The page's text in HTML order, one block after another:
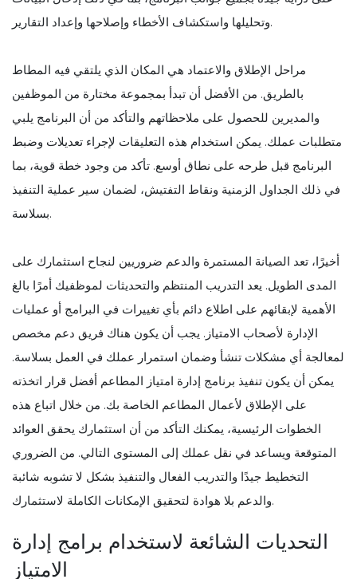
وتحليلها واستكشاف الأخطاء وإصلاحها وإعداد التقارير.
مراحل الإطلاق والاعتماد هي المكان الذي يلتقي فيه المطاط
بالطريق. من الأفضل أن تبدأ بمجموعة مختارة من الموظفين
والمديرين للحصول على ملاحظاتهم والتأكد من أن البرنامج يلبي
متطلبات عملك. يمكن استخدام هذه التعليقات لإجراء تعديلات وضبط
البرنامج قبل طرحه على نطاق أوسع. تأكد من وجود خطة قوية، بما
في ذلك الجداول الزمنية ونقاط التفتيش، لضمان سير عملية التنفيذ
بسلاسة.
أخيرًا، تعد الصيانة المستمرة والدعم ضروريين لنجاح استثمارك على
المدى الطويل. يعد التدريب المنتظم والتحديثات لموظفيك أمرًا بالغ
الأهمية لإبقائهم على اطلاع دائم بأي تغييرات في البرامج أو عمليات
الإدارة لأصحاب الامتياز. يجب أن يكون هناك فريق دعم مخصص
لمعالجة أي مشكلات تنشأ وضمان استمرار عملك في العمل بسلاسة.
يمكن أن يكون تنفيذ برنامج إدارة امتياز المطاعم أفضل قرار اتخذته
على الإطلاق لأعمال المطاعم الخاصة بك. من خلال اتباع هذه
الخطوات الرئيسية، يمكنك التأكد من أن استثمارك يحقق العوائد
المتوقعة ويساعد في نقل عملك إلى المستوى التالي. من الضروري
التخطيط جيدًا والتدريب الفعال والتنفيذ بشكل لا تشوبه شائبة
والدعم بلا هوادة لتحقيق الإمكانات الكاملة لاستثمارك.
التحديات الشائعة لاستخدام برامج إدارة
الامتياز